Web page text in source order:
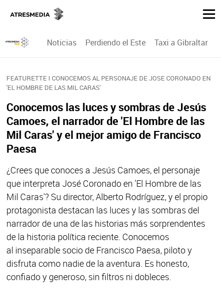
Noticias Perdiendo el Este Taxi a Gibraltar
FEATURETTE I CONOCEMOS AL PERSONAJE DE JOSE CORONADO EN
'EL HOMBRE DE LAS MIL CARAS'
Conocemos las luces y sombras de Jesús
Camoes, el narrador de 'El Hombre de las
Mil Caras' y el mejor amigo de Francisco
Paesa
¿Crees que conoces a Jesús Camoes, el personaje
que interpreta José Coronado en 'El Hombre de las
Mil Caras'? Su director, Alberto Rodríguez, y el propio
protagonista destacan las luces y las sombras del
narrador de una de las historias más sorprendentes
de la historia política reciente. Conocemos
al inseparable socio de Francisco Paesa, piloto y
disfruta como nadie de la aventura. Es honesto,
confiado y generoso, sin filtros ni dobleces.